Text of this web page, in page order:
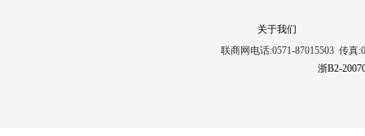
关于我们
联商网电话:0571-87015503 传真
浙B2-